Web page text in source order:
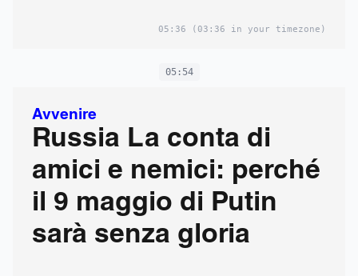
05:36 (03:36 in your timezone)
05:54
Avvenire
Russia La conta di
amici e nemici: perché
il 9 maggio di Putin
sarà senza gloria